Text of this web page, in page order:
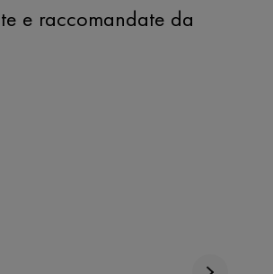
e raccomandate da